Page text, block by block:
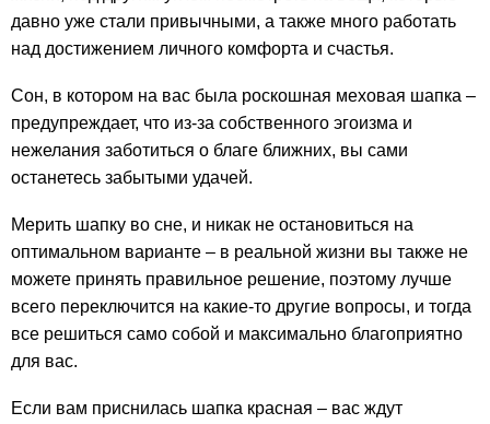
давно уже стали привычными, а также много работать
над достижением личного комфорта и счастья.
Сон, в котором на вас была роскошная меховая шапка –
предупреждает, что из-за собственного эгоизма и
нежелания заботиться о благе ближних, вы сами
останетесь забытыми удачей.
Мерить шапку во сне, и никак не остановиться на
оптимальном варианте – в реальной жизни вы также не
можете принять правильное решение, поэтому лучше
всего переключится на какие-то другие вопросы, и тогда
все решиться само собой и максимально благоприятно
для вас.
Если вам приснилась шапка красная – вас ждут